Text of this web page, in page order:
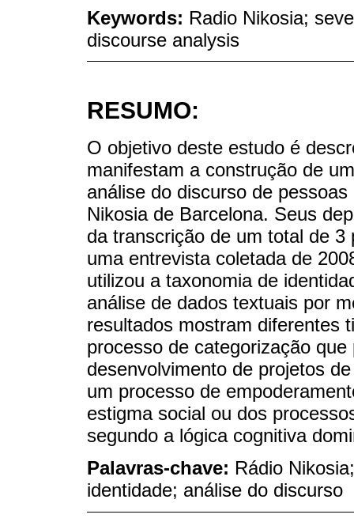
Keywords: Radio Nikosia;
discourse analysis
RESUMO:
O objetivo deste estudo é
manifestam a construção de
análise do discurso de
Nikosia de Barcelona. Seus
da transcrição de um total de
uma entrevista coletada de
utilizou a taxonomia de
análise de dados textuais por
resultados mostram diferentes
processo de categorização
desenvolvimento de projetos
um processo de
estigma social ou dos
segundo a lógica cognitiva
Palavras-chave: Rádio
identidade; análise do discurso